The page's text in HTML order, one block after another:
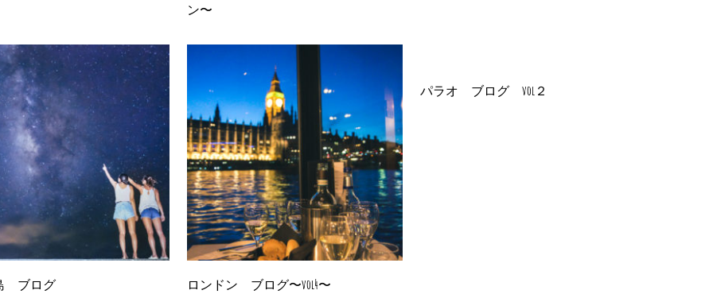
ン〜
ブログ ロンドン ブログ〜vol4〜
パラオ ブログ vol２